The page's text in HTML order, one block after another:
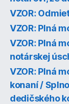
VZOR:
VZOR: Plná
VZOR: Plná
notárskej
VZOR: Plná
konaní /
dedičského